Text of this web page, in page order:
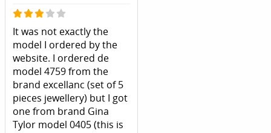
It was not exactly the
model I ordered by the
website. I ordered de
model 4759 from the
brand excellanc (set of 5
pieces jewellery) but I got
one from brand Gina
Tylor model 0405 (this is